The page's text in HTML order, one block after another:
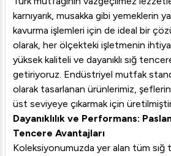
karnıyarık, musakka gibi yemeklerin
kavurma işlemleri için de ideal bir
olarak, her ölçekteki işletmenin
yüksek kaliteli ve dayanıklı sığ
getiriyoruz. Endüstriyel mutfak
olarak tasarlanan ürünlerimiz,
üst seviyeye çıkarmak için
Dayanıklılık ve Performans:
Tencere Avantajları
Koleksiyonumuzda yer alan tüm sığ